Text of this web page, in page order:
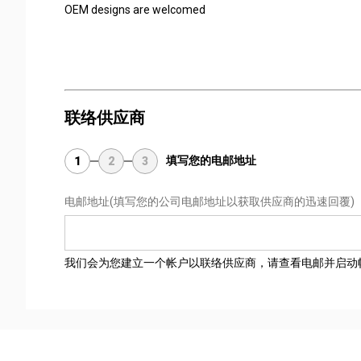
OEM designs are welcomed
联络供应商
1 2 3 填写您的电邮地址
电邮地址(填写您的公司电邮地址以获取供应商的迅速回覆)
我们会为您建立一个帐户以联络供应商，请查看电邮并启动